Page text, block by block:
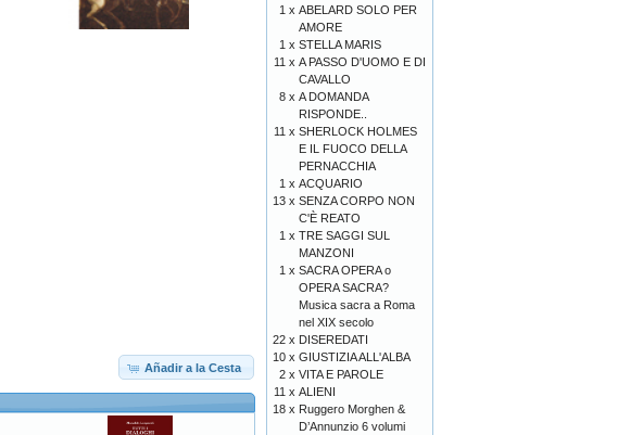
Añadir a la Cesta
1 x ABELARD SOLO PER
AMORE
1 x STELLA MARIS
11 x A PASSO D'UOMO E DI
CAVALLO
8 x A DOMANDA
RISPONDE..
11 x SHERLOCK HOLMES
E IL FUOCO DELLA
PERNACCHIA
1 x ACQUARIO
13 x SENZA CORPO NON
C'È REATO
1 x TRE SAGGI SUL
MANZONI
1 x SACRA OPERA o
OPERA SACRA?
Musica sacra a Roma
nel XIX secolo
22 x DISEREDATI
10 x GIUSTIZIA ALL'ALBA
2 x VITA E PAROLE
11 x ALIENI
18 x Ruggero Morghen &
D’Annunzio 6 volumi